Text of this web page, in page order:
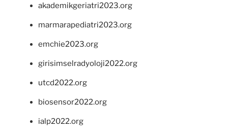
akademikgeriatri2023.org
marmarapediatri2023.org
emchie2023.org
girisimselradyoloji2022.org
utcd2022.org
biosensor2022.org
ialp2022.org